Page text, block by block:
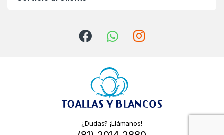
¿Dudas? ¡Llámanos!